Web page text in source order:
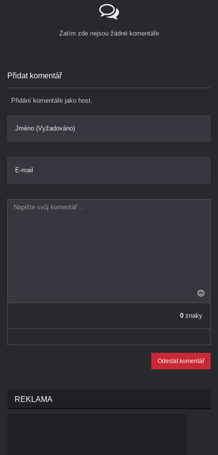
Zatím zde nejsou žádné komentáře
Přidat komentář
Přidání komentáře jako host.
Jméno (Vyžadováno)
E-mail
0 znaky
Odeslat komentář
REKLAMA